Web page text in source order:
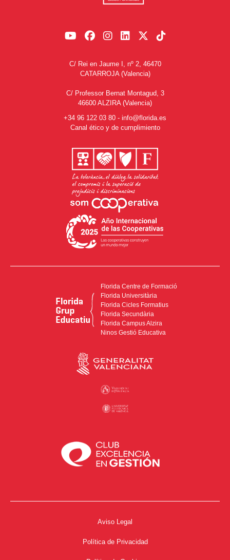
C/ Rei en Jaume I, nº 2, 46470
CATARROJA (Valencia)
C/ Professor Bernat Montagud, 3
46600 ALZIRA (Valencia)
+34 96 122 03 80 - info@florida.es
Canal ético y de cumplimiento
Florida Centre de Formació
Florida Universitària
Florida Cicles Formatius
Florida Secundària
Florida Campus Alzira
Ninos Gestió Educativa
Aviso Legal
Política de Privacidad